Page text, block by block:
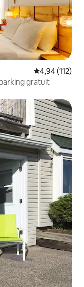
Évaluation
4,94 (112)
gratuit